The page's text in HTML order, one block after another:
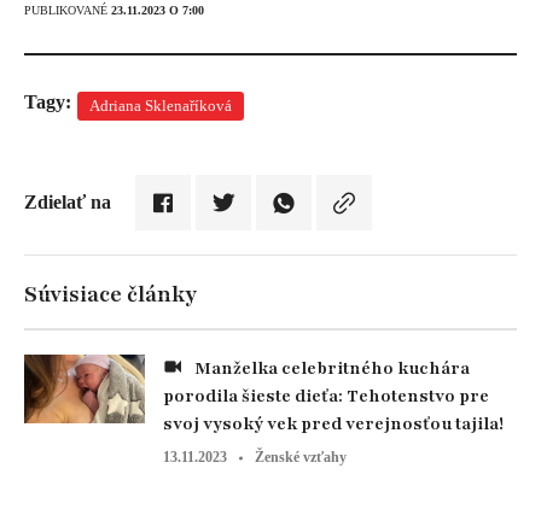
PUBLIKOVANÉ 23.11.2023 O 7:00
Tagy: Adriana Sklenaříková
Zdielať na
Súvisiace články
porodila šieste dieťa: Tehotenstvo pre
svoj vysoký vek pred verejnosťou tajila!
13.11.2023 Ženské vzťahy